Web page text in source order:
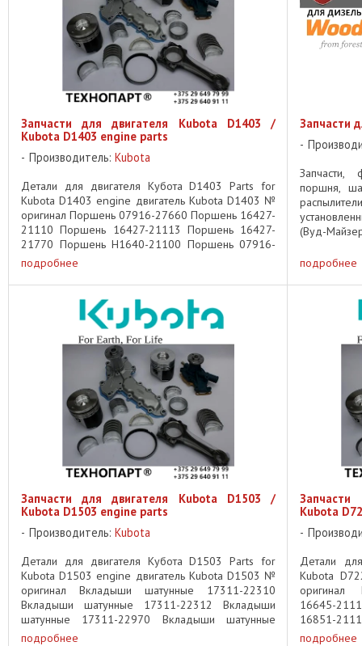
Запчасти для двигателя Kubota D1403 /
Kubota D1403 engine parts
Производитель: Kubota
Детали для двигателя Кубота D1403 Parts for
Kubota D1403 engine двигатель Kubota D1403 №
оригинал Поршень 07916-27660 Поршень 16427-
21110 Поршень 16427-21113 Поршень 16427-
21770 Поршень H1640-21100 Поршень 07916-
27670 Поршень 16427-21780 Поршень ...
подробнее
Запчасти
Запчасти,
поршня,
(Вуд-
подробнее
Запчасти для двигателя Kubota D1503 /
Kubota D1503 engine parts
Производитель: Kubota
Детали для двигателя Кубота D1503 Parts for
Kubota D1503 engine двигатель Kubota D1503 №
оригинал Вкладыши шатунные 17311-22310
Вкладыши шатунные 17311-22312 Вкладыши
шатунные 17311-22970 Вкладыши шатунные
17311-22980 Вкладыши коренные 1A091-23480
подробнее
Kubota
Детали
Kubota
16645-
16851-
16871-
подробнее